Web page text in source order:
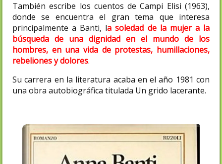
También escribe los cuentos de Campi Elisi (1963),
donde se encuentra el gran tema que interesa
principalmente a Banti, la soledad de la mujer a la
búsqueda de una dignidad en el mundo de los
hombres, en una vida de protestas, humillaciones,
rebeliones y dolores.
Su carrera en la literatura acaba en el año 1981 con
una obra autobiográfica titulada Un grido lacerante.